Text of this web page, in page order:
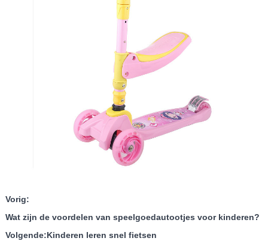
Vorig:
Wat zijn de voordelen van speelgoedautootjes voor kinderen?
Volgende:Kinderen leren snel fietsen